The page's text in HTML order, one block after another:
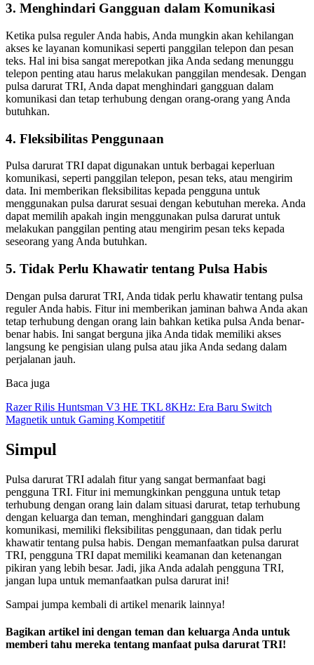
3. Menghindari Gangguan dalam Komunikasi
Ketika pulsa reguler Anda habis, Anda mungkin akan kehilangan
akses ke layanan komunikasi seperti panggilan telepon dan pesan
teks. Hal ini bisa sangat merepotkan jika Anda sedang menunggu
telepon penting atau harus melakukan panggilan mendesak. Dengan
pulsa darurat TRI, Anda dapat menghindari gangguan dalam
komunikasi dan tetap terhubung dengan orang-orang yang Anda
butuhkan.
4. Fleksibilitas Penggunaan
Pulsa darurat TRI dapat digunakan untuk berbagai keperluan
komunikasi, seperti panggilan telepon, pesan teks, atau mengirim
data. Ini memberikan fleksibilitas kepada pengguna untuk
menggunakan pulsa darurat sesuai dengan kebutuhan mereka. Anda
dapat memilih apakah ingin menggunakan pulsa darurat untuk
melakukan panggilan penting atau mengirim pesan teks kepada
seseorang yang Anda butuhkan.
5. Tidak Perlu Khawatir tentang Pulsa Habis
Dengan pulsa darurat TRI, Anda tidak perlu khawatir tentang pulsa
reguler Anda habis. Fitur ini memberikan jaminan bahwa Anda akan
tetap terhubung dengan orang lain bahkan ketika pulsa Anda benar-
benar habis. Ini sangat berguna jika Anda tidak memiliki akses
langsung ke pengisian ulang pulsa atau jika Anda sedang dalam
perjalanan jauh.
Baca juga
Razer Rilis Huntsman V3 HE TKL 8KHz: Era Baru Switch
Magnetik untuk Gaming Kompetitif
Simpul
Pulsa darurat TRI adalah fitur yang sangat bermanfaat bagi
pengguna TRI. Fitur ini memungkinkan pengguna untuk tetap
terhubung dengan orang lain dalam situasi darurat, tetap terhubung
dengan keluarga dan teman, menghindari gangguan dalam
komunikasi, memiliki fleksibilitas penggunaan, dan tidak perlu
khawatir tentang pulsa habis. Dengan memanfaatkan pulsa darurat
TRI, pengguna TRI dapat memiliki keamanan dan ketenangan
pikiran yang lebih besar. Jadi, jika Anda adalah pengguna TRI,
jangan lupa untuk memanfaatkan pulsa darurat ini!
Sampai jumpa kembali di artikel menarik lainnya!
Bagikan artikel ini dengan teman dan keluarga Anda untuk
memberi tahu mereka tentang manfaat pulsa darurat TRI!